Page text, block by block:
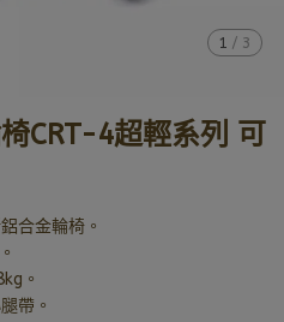
1 / 3
CRT-4超輕系列 可
合金輪椅。
。
帶。